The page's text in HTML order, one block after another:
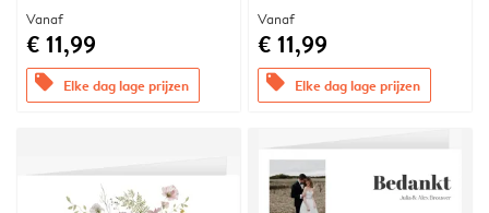
Vanaf
€ 11,99
offers Elke dag lage prijzen
Vanaf
€ 11,99
offers Elke dag lage prijzen